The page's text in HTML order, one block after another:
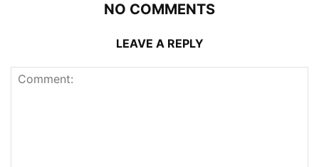
NO COMMENTS
LEAVE A REPLY